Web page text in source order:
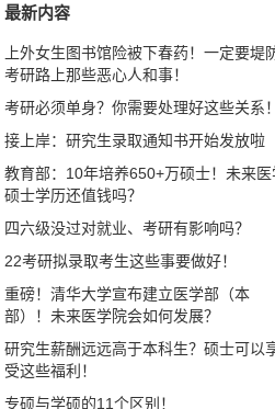
最新内容
上外女生图书馆险被下春药！一定要堤
考研路上那些恶心人和事！
考研必须单身？你需要处理好这些关系！
接上岸：研究生录取通知书开始发放啦
教育部：10年培养650+万硕士！未来医
硕士学历还值钱吗？
四六级没过对就业、考研有影响吗？
22考研拟录取考生这些事要做好！
重磅！清华大学宣布建立医学部（本
部）！未来医学院会如何发展？
研究生薪酬远远高于本科生？硕士可以
受这些福利！
专硕与学硕的11个区别！